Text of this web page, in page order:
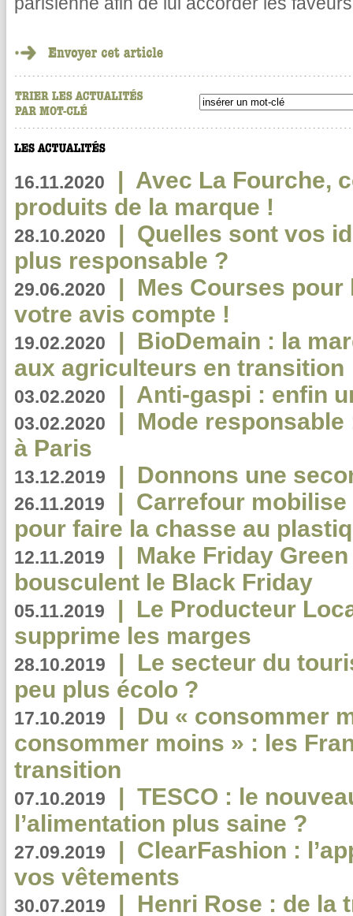
16.11.2020 | Avec La Fourche,
produits de la marque !
28.10.2020 | Quelles sont vos
plus responsable ?
29.06.2020 | Mes Courses pour
votre avis compte !
19.02.2020 | BioDemain : la
aux agriculteurs en transition
03.02.2020 | Anti-gaspi : enfin
03.02.2020 | Mode
à Paris
13.12.2019 | Donnons une
26.11.2019 | Carrefour
pour faire la chasse au
12.11.2019 | Make Friday
bousculent le Black Friday
05.11.2019 | Le Producteur
supprime les marges
28.10.2019 | Le secteur du
peu plus écolo ?
17.10.2019 | Du « consommer
consommer moins » : les
transition
07.10.2019 | TESCO : le
l’alimentation plus saine ?
27.09.2019 | ClearFashion :
vos vêtements
30.07.2019 | Henri Rose : de la